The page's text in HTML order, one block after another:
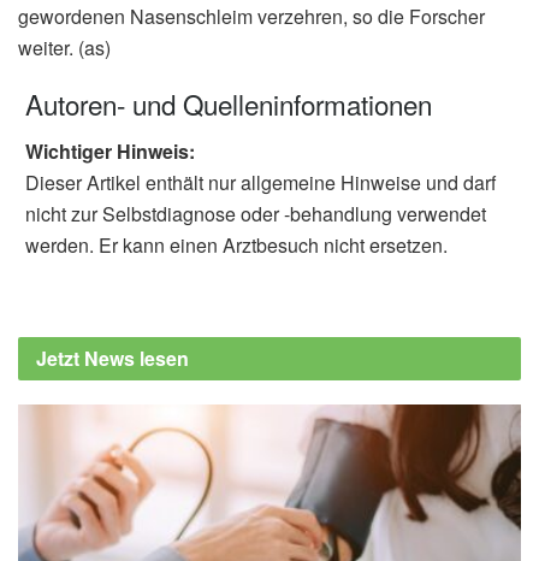
gewordenen Nasenschleim verzehren, so die Forscher
weiter. (as)
Autoren- und Quelleninformationen
Wichtiger Hinweis:
Dieser Artikel enthält nur allgemeine Hinweise und darf
nicht zur Selbstdiagnose oder -behandlung verwendet
werden. Er kann einen Arztbesuch nicht ersetzen.
Jetzt News lesen